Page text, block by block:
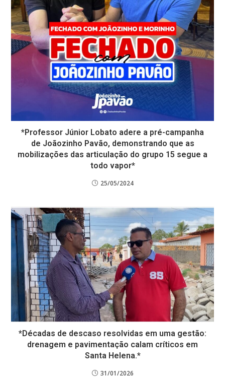
*Professor Júnior Lobato adere a pré-campanha
de Joãozinho Pavão, demonstrando que as
mobilizações das articulação do grupo 15 segue a
todo vapor*
25/05/2024
*Décadas de descaso resolvidas em uma gestão:
drenagem e pavimentação calam críticos em
Santa Helena.*
31/01/2026